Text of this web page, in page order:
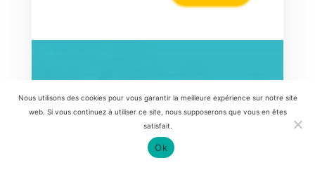
Informations
Chemin de l’Eglise 3 1026 Echandens
Nous utilisons des cookies pour vous garantir la meilleure expérience sur notre site
web. Si vous continuez à utiliser ce site, nous supposerons que vous en êtes
satisfait.
Ok